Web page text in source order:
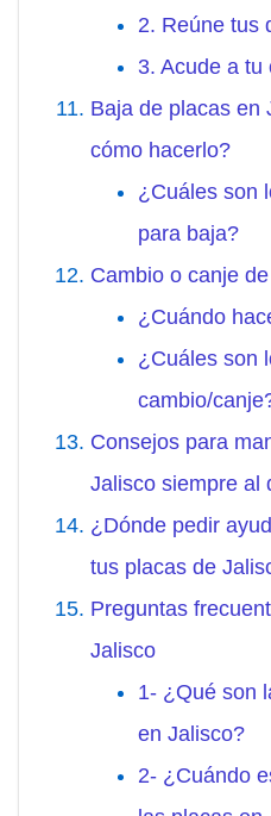
2. Reúne tus
3. Acude a tu
Baja de placas en
cómo hacerlo?
¿Cuáles son
para baja?
Cambio o canje
¿Cuándo
¿Cuáles son
cambio/
Consejos para
Jalisco siempre al
¿Dónde pedir
tus placas de
Preguntas
Jalisco
1- ¿Qué son
en Jalisco?
2- ¿Cuándo